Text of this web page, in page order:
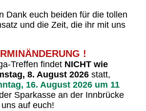
Dank euch beiden für die tollen
und die Zeit, die ihr mit uns
!
Treffen findet NICHT wie
8. August 2026 statt,
16. August 2026 um 11
Sparkasse an der Innbrücke
auf euch!